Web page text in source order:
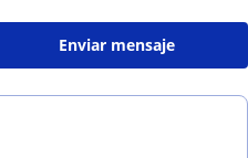
Enviar mensaje